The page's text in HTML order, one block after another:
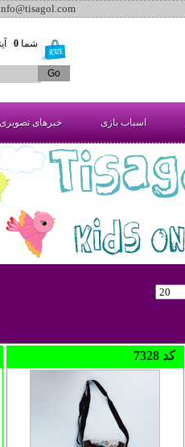
شما0
اسباب بازی خبرهای تصویری
7328 کد